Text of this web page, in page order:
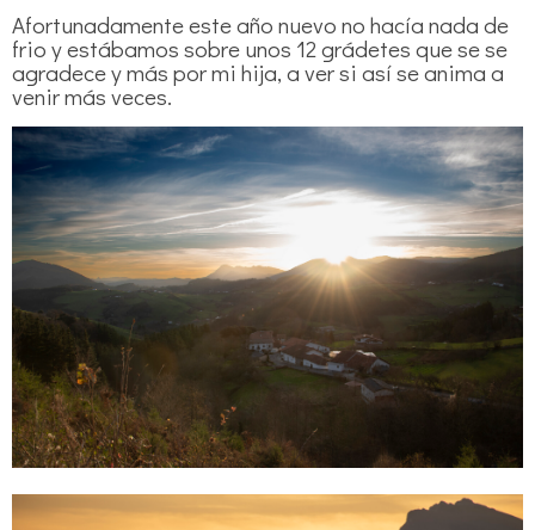
Afortunadamente este año nuevo no hacía nada de
frio y estábamos sobre unos 12 grádetes que se se
agradece y más por mi hija, a ver si así se anima a
venir más veces.